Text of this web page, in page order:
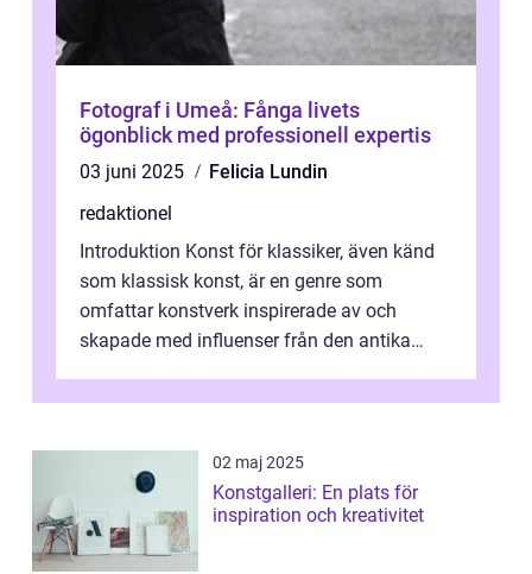
Fotograf i Umeå: Fånga livets
ögonblick med professionell expertis
03 juni 2025
Felicia Lundin
redaktionel
Introduktion Konst för klassiker, även känd
som klassisk konst, är en genre som
omfattar konstverk inspirerade av och
skapade med influenser från den antika
ri...
02 maj 2025
Konstgalleri: En plats för
inspiration och kreativitet